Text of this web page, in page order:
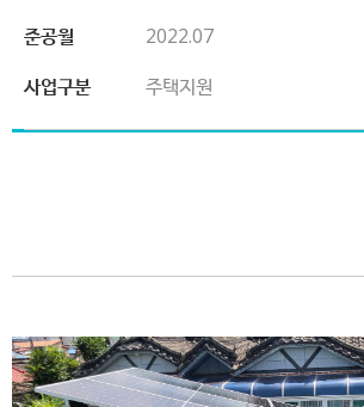
준공월
2022.07
사업구분
주택지원